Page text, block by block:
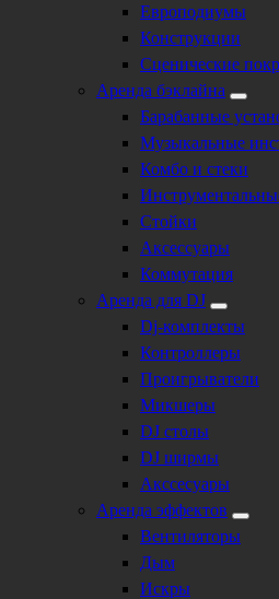
Европодиумы
Конструкции
Сценические
Аренда бэклайна
Барабанные
Музыкальные
Комбо и стеки
Стойки
Аксессуары
Коммутация
Аренда для DJ
Dj-комплекты
Контроллеры
Проигрыватели
Микшеры
DJ столы
DJ ширмы
Акссесуары
Аренда эффектов
Вентиляторы
Дым
Искры